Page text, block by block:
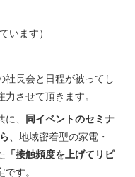
います）
社長会と日程が被ってし
させて頂きます。
、
同イベントのセミナ
、地域密着型の家電・
「接触頻度を上げてリピ
す。